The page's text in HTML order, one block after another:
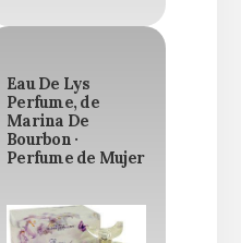
Eau De Lys
Perfume, de
Marina De
Bourbon ·
Perfume de Mujer